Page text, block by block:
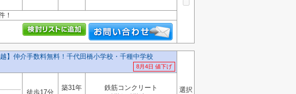
！
越】仲介手数料無料！千代田橋小学校・千種中学校
8月4日 値下げ
選択
徒歩17分
築31年
鉄筋コンクリート